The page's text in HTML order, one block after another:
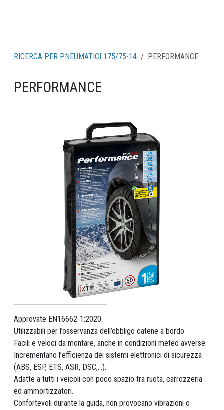
RICERCA PER PNEUMATICI 175/75-14 PERFORMANCE
PERFORMANCE
Approvate EN16662-1:2020.
Utilizzabili per l’osservanza dell’obbligo catene a bordo
Facili e veloci da montare, anche in condizioni meteo avverse.
Incrementano l’efficienza dei sistemi elettronici di sicurezza
(ABS, ESP, ETS, ASR, DSC,...).
Adatte a tutti i veicoli con poco spazio tra ruota, carrozzeria
ed ammortizzatori.
Confortevoli durante la guida, non provocano vibrazioni o